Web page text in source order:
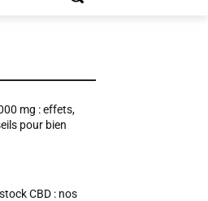
mg : effets,
pour bien
CBD : nos